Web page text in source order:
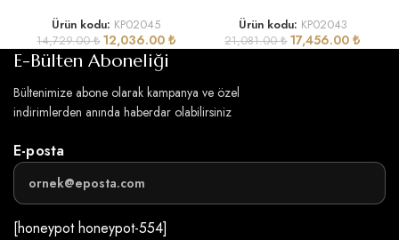
Ürün kodu: KP02045
14,729.00₺ 12,036.00₺
Ürün kodu: KP02043
21,081.00₺ 17,456.00₺
E-Bülten Aboneliği
Bültenimize abone olarak kampanya ve özel
indirimlerden anında haberdar olabilirsiniz
E-posta
[honeypot honeypot-554]